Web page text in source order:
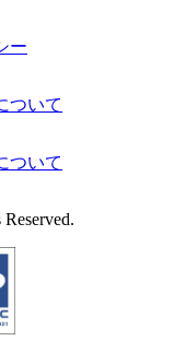
ー
ついて
ついて